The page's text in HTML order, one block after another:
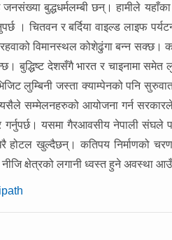
बुद्धधर्मलम्बी छन्। हामीले
। चितवन र बर्दिया वाइल्ड लाइफ
विमानस्थल कोशेढुंगा बन्न सक्छ।
बुद्धिष्ट देशसँगै भारत र चाइनामा
लुम्बिनी जस्ता क्याम्पेनको पनि
सम्मेलनहरुको आयोजना गर्न
गर्नुपर्छ। यसमा गैरआवसीय नेपाली संघले
होटल खुल्दैछन्। कतिपय निर्माणको
क्षेत्रको लगानी ध्वस्त हुने अवस्था